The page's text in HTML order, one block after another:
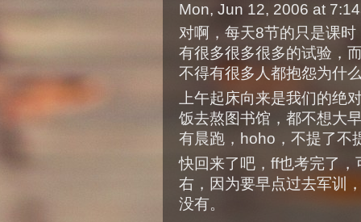
Mon, Jun 12, 2006 at
对啊，每天8节的只是课
有很多很多很多的试验，
不得有很多人都抱怨为什
上午起床向来是我们的绝
饭去熬图书馆，都不想大
有晨跑，hoho，不提了不
快回来了吧，ff也考完了
右，因为要早点过去军训
没有。